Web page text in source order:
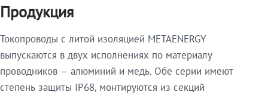
Продукция
Токопроводы с литой изоляцией METAENERGY
выпускаются в двух исполнениях по материалу
проводников — алюминий и медь. Обе серии имеют
степень защиты IP68, монтируются из секций